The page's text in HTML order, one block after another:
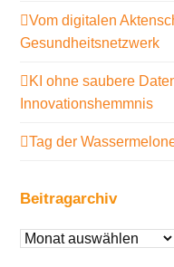
Vom digitalen
Gesundheitsnetzwerk
KI ohne saubere
Innovationshemmnis
Tag der
Beitragarchiv
Beitragarchiv